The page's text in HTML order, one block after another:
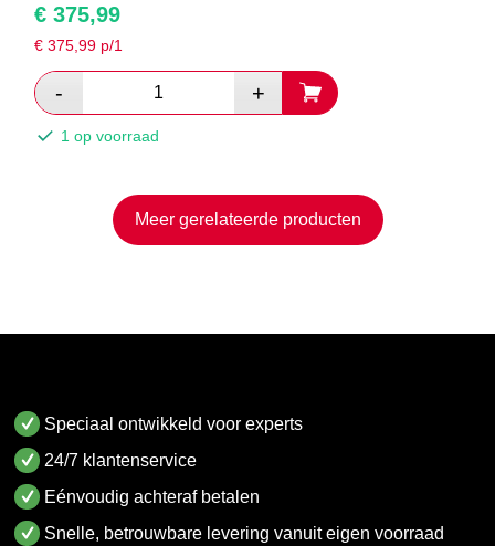
€ 375,99
€375,99 p/1
1 op voorraad
Meer gerelateerde producten
Speciaal ontwikkeld voor experts
24/7 klantenservice
Eénvoudig achteraf betalen
Snelle, betrouwbare levering vanuit eigen voorraad